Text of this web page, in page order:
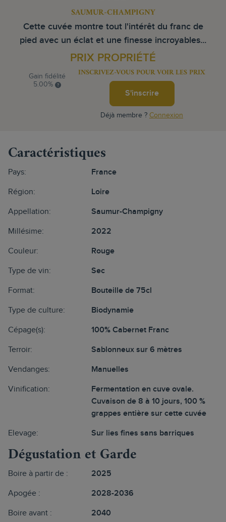
SAUMUR-CHAMPIGNY
Cette cuvée montre tout l'intérêt du franc de
pied avec un éclat et une finesse incroyables...
PRIX PROPRIÉTÉ
Gain fidélité
5.00%
INSCRIVEZ-VOUS POUR VOIR LES PRIX
S'inscrire
Déjà membre ? Connexion
Caractéristiques
Pays: France
Région: Loire
Appellation: Saumur-Champigny
Millésime: 2022
Couleur: Rouge
Type de vin: Sec
Format: Bouteille de 75cl
Type de culture: Biodynamie
Cépage(s): 100% Cabernet Franc
Terroir: Sablonneux sur 6 mètres
Vendanges: Manuelles
Vinification:
Fermentation en cuve ovale.
Cuvaison de 8 à 10 jours, 100 %
grappes entière sur cette cuvée
Elevage: Sur lies fines sans barriques
Dégustation et Garde
Boire à partir de : 2025
Apogée : 2028-2036
Boire avant : 2040